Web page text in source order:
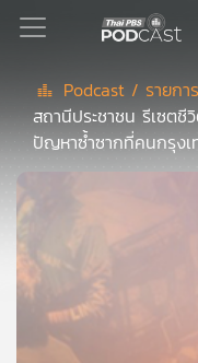
Podcast
เพล
ลิ
สต์
แนะนำ
Podcast / รายกา
สถานีประชาชน รีเซต
ปัญหาซ้ำซากที่คนกรุง